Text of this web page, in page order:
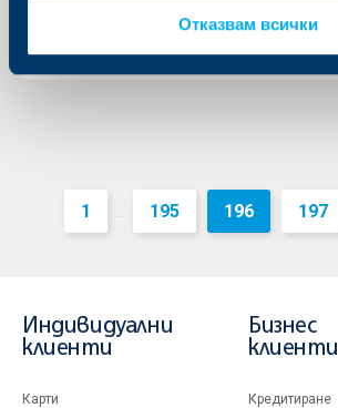
Отказвам всички
1 ... 195 196 197
Индивидуални
клиенти
Карти
Бизнес
клиенти
Кредитиране